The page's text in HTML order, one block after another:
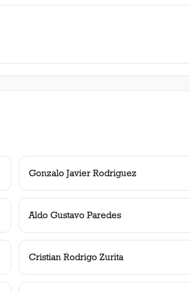
Gonzalo Javier Rodriguez
Aldo Gustavo Paredes
Cristian Rodrigo Zurita